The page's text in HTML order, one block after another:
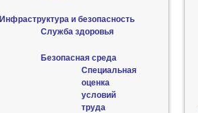
Инфраструктура и безопасность
Служба здоровья
Безопасная среда
Специальная
оценка
условий
труда